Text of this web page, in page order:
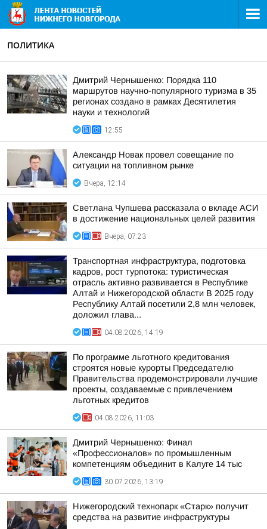
ПОЛИТИКА
Дмитрий Чернышенко: Порядка 110
маршрутов научно-популярного туризма в 35
регионах создано в рамках Десятилетия
науки и технологий
12:55
Александр Новак провел совещание по
ситуации на топливном рынке
Вчера, 12:14
Светлана Чупшева рассказала о вкладе АСИ
в достижение национальных целей развития
Вчера, 07:23
Транспортная инфраструктура, подготовка
кадров, рост турпотока: туристическая
отрасль активно развивается в Республике
Алтай и Нижегородской области В 2025 году
Республику Алтай посетили 2,8 млн человек,
доложил глава...
04.08.2026, 14:19
По программе льготного кредитования
строятся новые курорты Председателю
Правительства продемонстрировали лучшие
проекты, создаваемые с привлечением
льготных кредитов
04.08.2026, 11:03
Дмитрий Чернышенко: Финал
«Профессионалов» по промышленным
компетенциям объединит в Калуге 14 тыс
30.07.2026, 13:19
Нижегородский технопарк «Старк» получит
средства на развитие инфраструктуры